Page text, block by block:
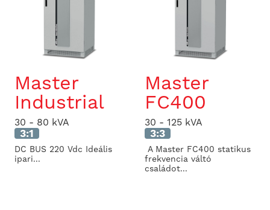
Master
Industrial
30 - 80 kVA
3:1
DC BUS 220 Vdc Ideális
ipari...
Master
FC400
30 - 125 kVA
3:3
A Master FC400 statikus
frekvencia váltó
családot...